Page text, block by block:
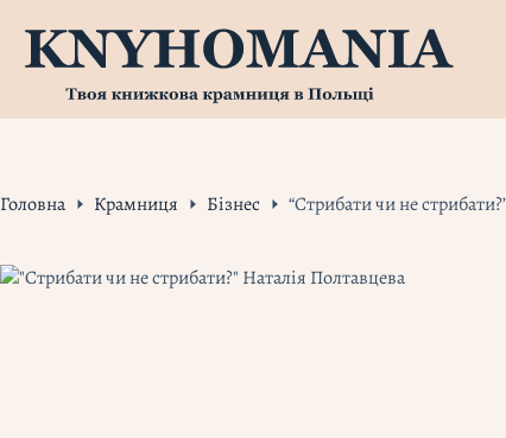
вмісту
Головна Крамниця Бізнес “Стрибати чи не